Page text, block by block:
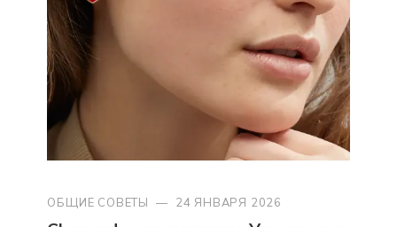
ОБЩИЕ СОВЕТЫ — 24 ЯНВАРЯ 2026